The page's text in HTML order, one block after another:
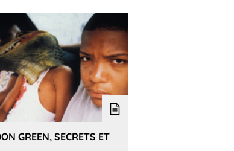
GREEN, SECRETS ET